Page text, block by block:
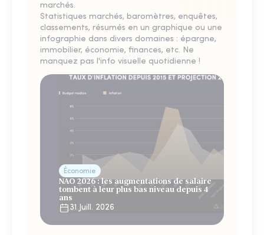
marchés.
Statistiques marchés, baromètres, enquêtes,
classements, résumés en un graphique ou une
infographie dans divers domaines : épargne,
immobilier, économie, finances, etc. Ne
manquez pas l'info visuelle quotidienne !
Économie
NAO 2026 : les augmentations de salaire
tombent à leur plus bas niveau depuis 4
ans
31 Juill. 2026